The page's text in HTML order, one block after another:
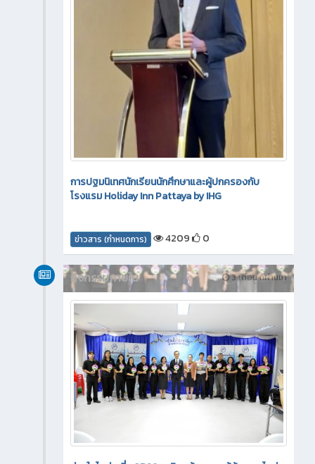
การปฐมนิเทศนักเรียนนักศึกษาและผู้ปกครองกับ
โรงแรม Holiday Inn Pattaya by IHG
ข่าวสาร (กำหนดการ) 4209 0
3 เดือน ที่ผ่านมา
กิจกรรมภายใน